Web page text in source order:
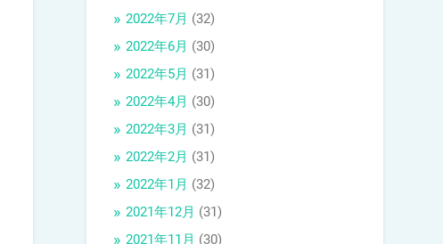
2022年7月 (32)
2022年6月 (30)
2022年5月 (31)
2022年4月 (30)
2022年3月 (31)
2022年2月 (31)
2022年1月 (32)
2021年12月 (31)
2021年11月 (30)